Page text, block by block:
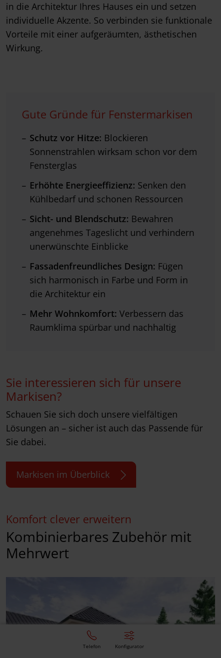
in die Architektur Ihres Hauses ein und setzen
individuelle Akzente. So verbinden sie funktionale
Vorteile mit einer aufgeräumten, ästhetischen
Wirkung.
Gute Gründe für Fenstermarkisen
Schutz vor Hitze: Blockieren
Sonnenstrahlen wirksam schon vor dem
Fensterglas
Erhöhte Energieeffizienz: Senken den
Kühlbedarf und schonen Ressourcen
Sicht- und Blendschutz: Bewahren
angenehmes Tageslicht und verhindern
unerwünschte Einblicke
Fassadenfreundliches Design: Fügen
sich harmonisch in Farbe und Form in
die Architektur ein
Mehr Wohnkomfort: Verbessern das
Raumklima spürbar und nachhaltig
Sie interessieren sich für unsere
Markisen?
Schauen Sie sich doch unsere vielfältigen
Lösungen an – sicher ist auch das Passende für
Sie dabei.
Markisen im Überblick
Komfort clever erweitern
Kombinierbares Zubehör mit
Mehrwert
Telefon Konfigurator